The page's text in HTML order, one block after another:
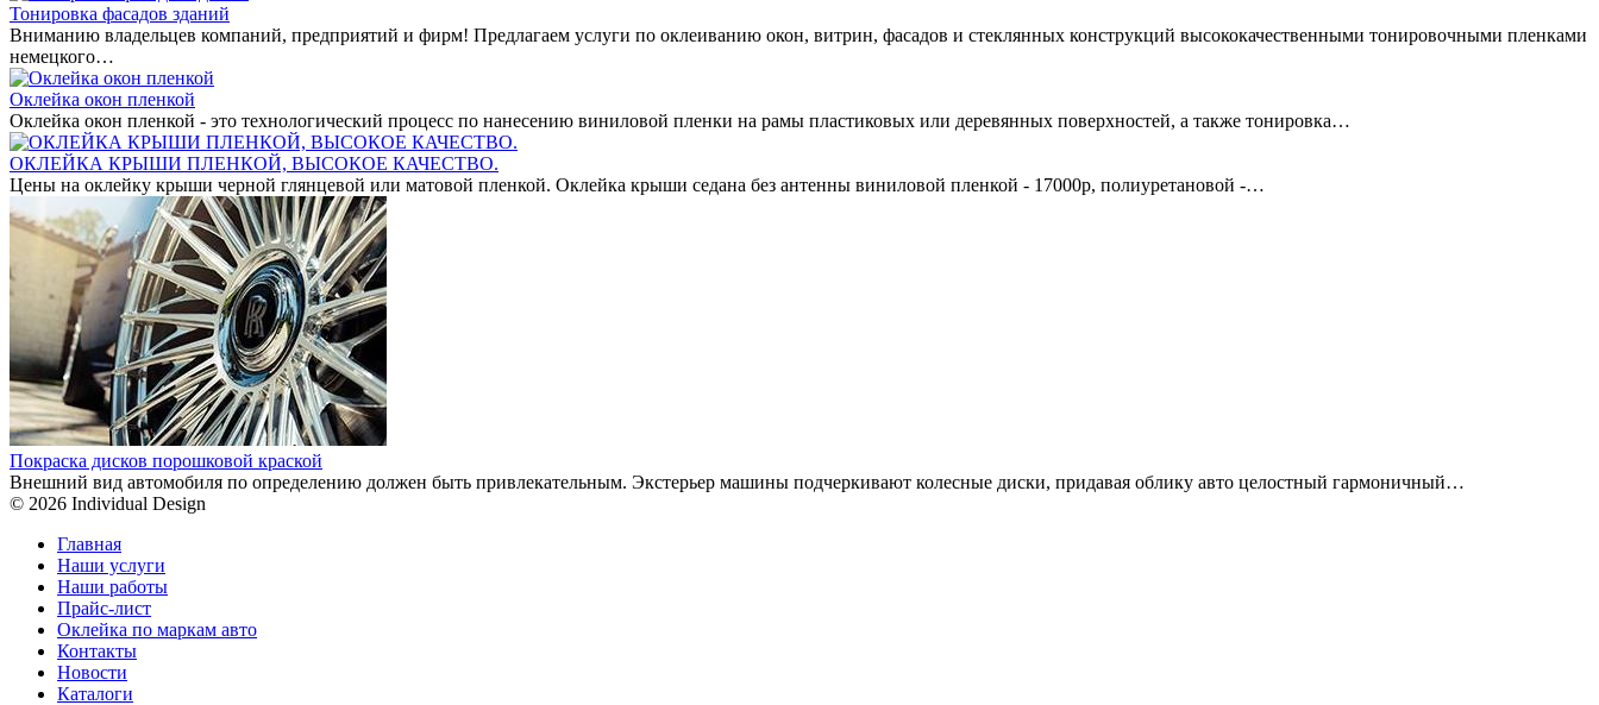
Тонировка фасадов зданий
Вниманию владельцев компаний, предприятий и фирм! Предлагаем услуги по оклеиванию окон, витрин, фасадов и стеклянных конструкций высококачественными тонировочными пленками
немецкого…
Оклейка окон пленкой
Оклейка окон пленкой - это технологический процесс по нанесению виниловой пленки на рамы пластиковых или деревянных поверхностей, а также тонировка…
ОКЛЕЙКА КРЫШИ ПЛЕНКОЙ, ВЫСОКОЕ КАЧЕСТВО.
Цены на оклейку крыши черной глянцевой или матовой пленкой. Оклейка крыши седана без антенны виниловой пленкой - 17000р, полиуретановой -…
Покраска дисков порошковой краской
Внешний вид автомобиля по определению должен быть привлекательным. Экстерьер машины подчеркивают колесные диски, придавая облику авто целостный гармоничный…
© 2026 Individual Design
Главная
Наши услуги
Наши работы
Прайс-лист
Оклейка по маркам авто
Контакты
Новости
Каталоги